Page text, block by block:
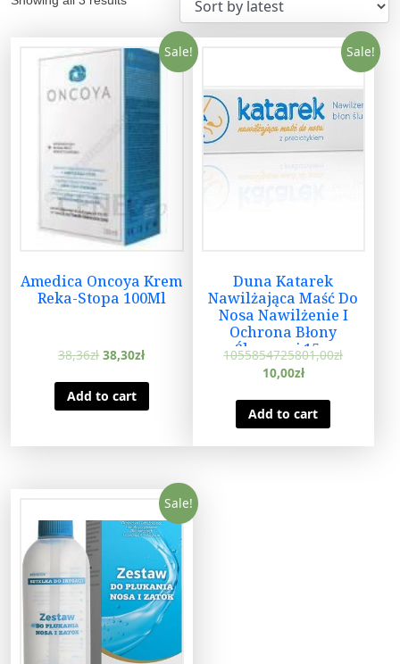
Sale!
Amedica Oncoya Krem
Reka-Stopa 100Ml
38,36zł 38,30zł
Add to cart
Sale!
Duna Katarek
Nawilżająca Maść Do
Nosa Nawilżenie I
Ochrona Błony
Śluzowej 15 g
1055854725801,00zł
10,00zł
Add to cart
Sale!